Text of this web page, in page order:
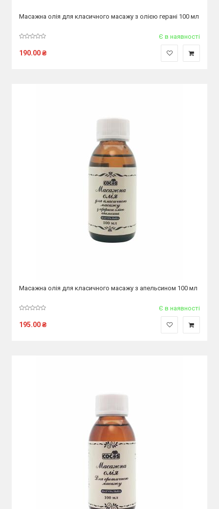
Масажна олія для класичного масажу з олією герані 100 мл
Є в наявності
190.00₴
Масажна олія для класичного масажу з апельсином 100 мл
Є в наявності
195.00₴